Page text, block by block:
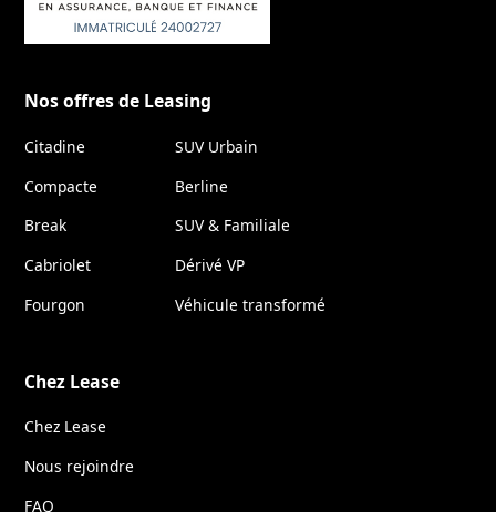
Nos offres de Leasing
Citadine
SUV Urbain
Compacte
Berline
Break
SUV & Familiale
Cabriolet
Dérivé VP
Fourgon
Véhicule transformé
Chez Lease
Chez Lease
Nous rejoindre
FAQ